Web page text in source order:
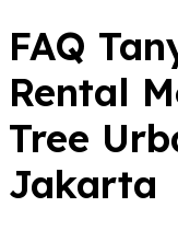
FAQ
Rental
Tree
Jakarta